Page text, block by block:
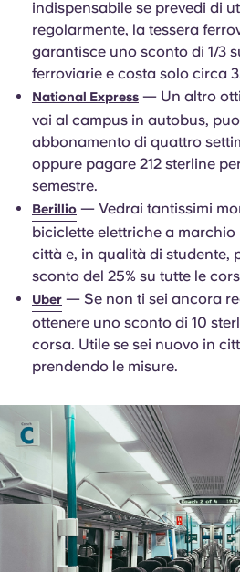
indispensabile se prevedi di
regolarmente, la tessera
garantisce uno sconto di 1/3
ferroviarie e costa solo circa
National Express — Un altro
vai al campus in autobus,
abbonamento di quattro
oppure pagare 212 sterline
semestre.
Berillio — Vedrai tantissimi
biciclette elettriche a
città e, in qualità di studente,
sconto del 25% su tutte le
Uber — Se non ti sei ancora
ottenere uno sconto di 10
corsa. Utile se sei nuovo in
prendendo le misure.